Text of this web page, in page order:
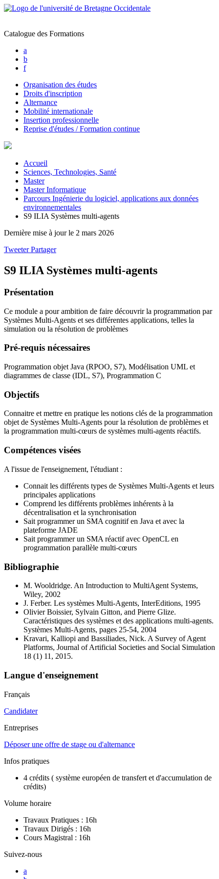
Catalogue des Formations
a
b
f
Organisation des études
Droits d'inscription
Alternance
Mobilité internationale
Insertion professionnelle
Reprise d'études / Formation continue
Accueil
Sciences, Technologies, Santé
Master
Master Informatique
Parcours Ingénierie du logiciel, applications aux données
environnementales
S9 ILIA Systèmes multi-agents
Dernière mise à jour le 2 mars 2026
TweeterPartager
S9 ILIA Systèmes multi-agents
Présentation
Ce module a pour ambition de faire découvrir la programmation par
Systèmes Multi-Agents et ses différentes applications, telles la
simulation ou la résolution de problèmes
Pré-requis nécessaires
Programmation objet Java (RPOO, S7), Modélisation UML et
diagrammes de classe (IDL, S7), Programmation C
Objectifs
Connaitre et mettre en pratique les notions clés de la programmation
objet de Systèmes Multi-Agents pour la résolution de problèmes et
la programmation multi-cœurs de systèmes multi-agents réactifs.
Compétences visées
A l'issue de l'enseignement, l'étudiant :
Connait les différents types de Systèmes Multi-Agents et leurs
principales applications
Comprend les différents problèmes inhérents à la
décentralisation et la synchronisation
Sait programmer un SMA cognitif en Java et avec la
plateforme JADE
Sait programmer un SMA réactif avec OpenCL en
programmation parallèle multi-cœurs
Bibliographie
M. Wooldridge. An Introduction to MultiAgent Systems,
Wiley, 2002
J. Ferber. Les systèmes Multi-Agents, InterEditions, 1995
Olivier Boissier, Sylvain Gitton, and Pierre Glize.
Caractéristiques des systèmes et des applications multi-agents.
Systèmes Multi-Agents, pages 25-54, 2004
Kravari, Kalliopi and Bassiliades, Nick. A Survey of Agent
Platforms, Journal of Artificial Societies and Social Simulation
18 (1) 11, 2015.
Langue d'enseignement
Français
Candidater
Entreprises
Déposer une offre de stage ou d'alternance
Infos pratiques
4 crédits ( système européen de transfert et d'accumulation de
crédits)
Volume horaire
Travaux Pratiques : 16h
Travaux Dirigés : 16h
Cours Magistral : 16h
Suivez-nous
a